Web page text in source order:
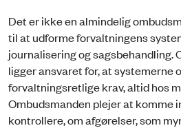
Det er ikke en almindelig
til at udforme forvaltningens
journalisering og sagsbehandling.
ligger ansvaret for, at systemerne
forvaltningsretlige krav, altid hos
Ombudsmanden plejer at komme
kontrollere, om afgørelser, som